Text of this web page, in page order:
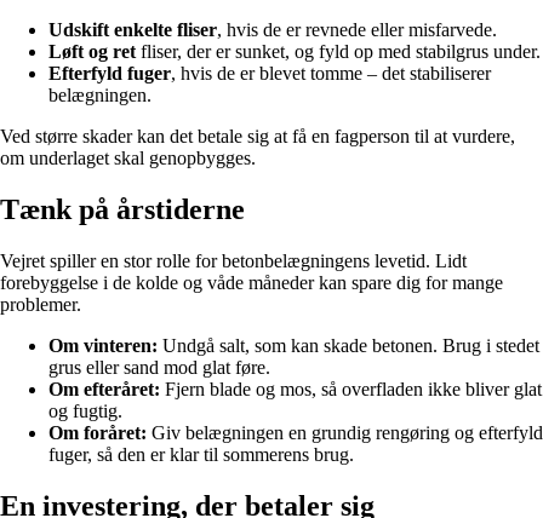
Udskift enkelte fliser, hvis de er revnede eller misfarvede.
Løft og ret fliser, der er sunket, og fyld op med stabilgrus under.
Efterfyld fuger, hvis de er blevet tomme – det stabiliserer
belægningen.
Ved større skader kan det betale sig at få en fagperson til at vurdere,
om underlaget skal genopbygges.
Tænk på årstiderne
Vejret spiller en stor rolle for betonbelægningens levetid. Lidt
forebyggelse i de kolde og våde måneder kan spare dig for mange
problemer.
Om vinteren: Undgå salt, som kan skade betonen. Brug i stedet
grus eller sand mod glat føre.
Om efteråret: Fjern blade og mos, så overfladen ikke bliver glat
og fugtig.
Om foråret: Giv belægningen en grundig rengøring og efterfyld
fuger, så den er klar til sommerens brug.
En investering, der betaler sig